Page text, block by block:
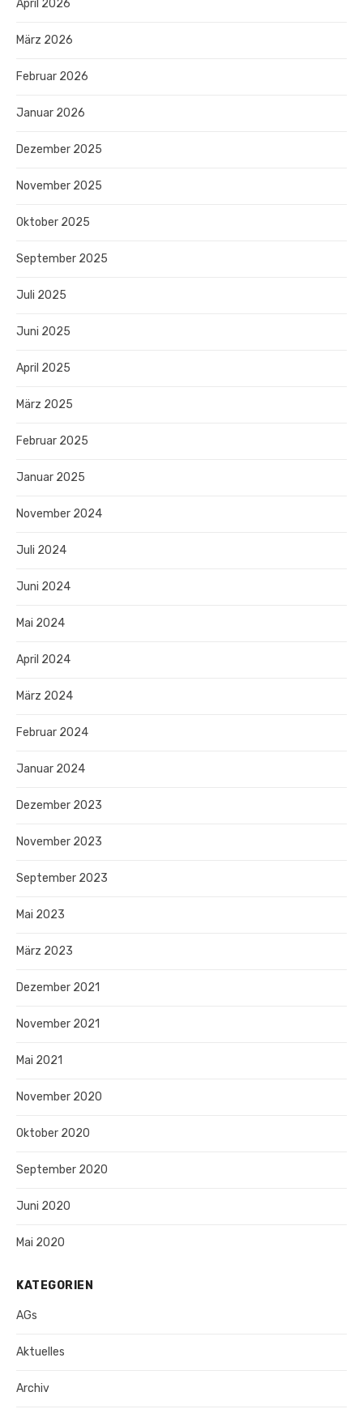
April 2026
März 2026
Februar 2026
Januar 2026
Dezember 2025
November 2025
Oktober 2025
September 2025
Juli 2025
Juni 2025
April 2025
März 2025
Februar 2025
Januar 2025
November 2024
Juli 2024
Juni 2024
Mai 2024
April 2024
März 2024
Februar 2024
Januar 2024
Dezember 2023
November 2023
September 2023
Mai 2023
März 2023
Dezember 2021
November 2021
Mai 2021
November 2020
Oktober 2020
September 2020
Juni 2020
Mai 2020
KATEGORIEN
AGs
Aktuelles
Archiv